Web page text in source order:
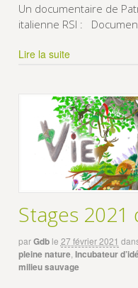
Un documentaire de
italienne RSI :
Lire la suite
Stages 2021
parGdb le 27 février 2021
pleine nature, Incubateur
milieu sauvage